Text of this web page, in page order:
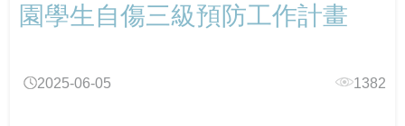
115年全國大專校院學務主管森活SEL跨校共學培力活動
教育輔具支持多元學習-教育部辦理115年身心障礙學生
轉角遇見心空間─「學美．耕心—大專校院輔導諮商空間
教育部辦理「全民國防教育暨防衛動員學術研討會」
CONTENTS目錄
跨域翻轉諮商環境：教育部「學美．耕心」計畫見證校
園學生自傷三級預防工作計畫
2025-06-05 1382